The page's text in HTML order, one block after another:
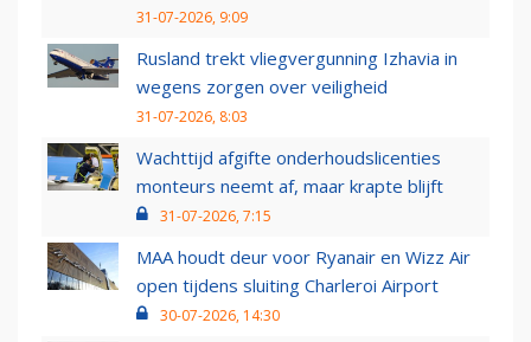
31-07-2026, 9:09
Rusland trekt vliegvergunning Izhavia in
wegens zorgen over veiligheid
31-07-2026, 8:03
Wachttijd afgifte onderhoudslicenties
monteurs neemt af, maar krapte blijft
31-07-2026, 7:15
MAA houdt deur voor Ryanair en Wizz Air
open tijdens sluiting Charleroi Airport
30-07-2026, 14:30